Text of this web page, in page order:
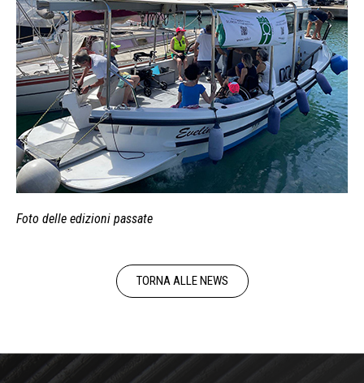
Foto delle edizioni passate
TORNA ALLE NEWS